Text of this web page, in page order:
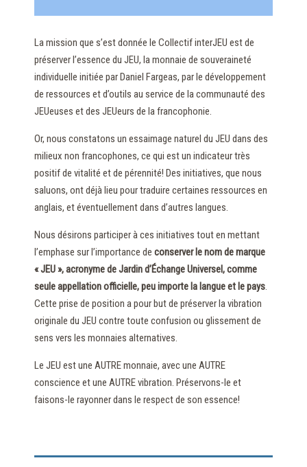
La mission que s’est donnée le Collectif interJEU est de
préserver l’essence du JEU, la monnaie de souveraineté
individuelle initiée par Daniel Fargeas, par le développement
de ressources et d’outils au service de la communauté des
JEUeuses et des JEUeurs de la francophonie.
Or, nous constatons un essaimage naturel du JEU dans des
milieux non francophones, ce qui est un indicateur très
positif de vitalité et de pérennité! Des initiatives, que nous
saluons, ont déjà lieu pour traduire certaines ressources en
anglais, et éventuellement dans d’autres langues.
Nous désirons participer à ces initiatives tout en mettant
l’emphase sur l’importance de conserver le nom de marque
« JEU », acronyme de Jardin d’Échange Universel, comme
seule appellation officielle, peu importe la langue et le pays.
Cette prise de position a pour but de préserver la vibration
originale du JEU contre toute confusion ou glissement de
sens vers les monnaies alternatives.
Le JEU est une AUTRE monnaie, avec une AUTRE
conscience et une AUTRE vibration. Préservons-le et
faisons-le rayonner dans le respect de son essence!